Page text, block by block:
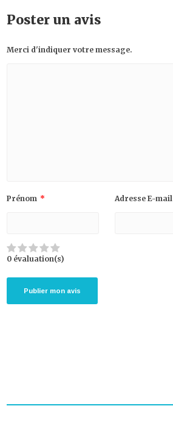
Poster un avis
Merci d'indiquer votre message.
Prénom * Adresse E-mail
0 évaluation(s)